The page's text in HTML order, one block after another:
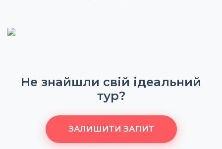
Не знайшли свій ідеальний
тур?
ЗАЛИШИТИ ЗАПИТ